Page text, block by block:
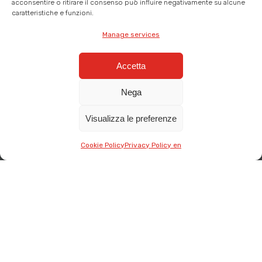
acconsentire o ritirare il consenso può influire negativamente su alcune
caratteristiche e funzioni.
Manage services
Accetta
Nega
Visualizza le preferenze
Cookie PolicyPrivacy Policy en
Touch Systems
Industrial screen printing
Digital printing
Follow us on social media